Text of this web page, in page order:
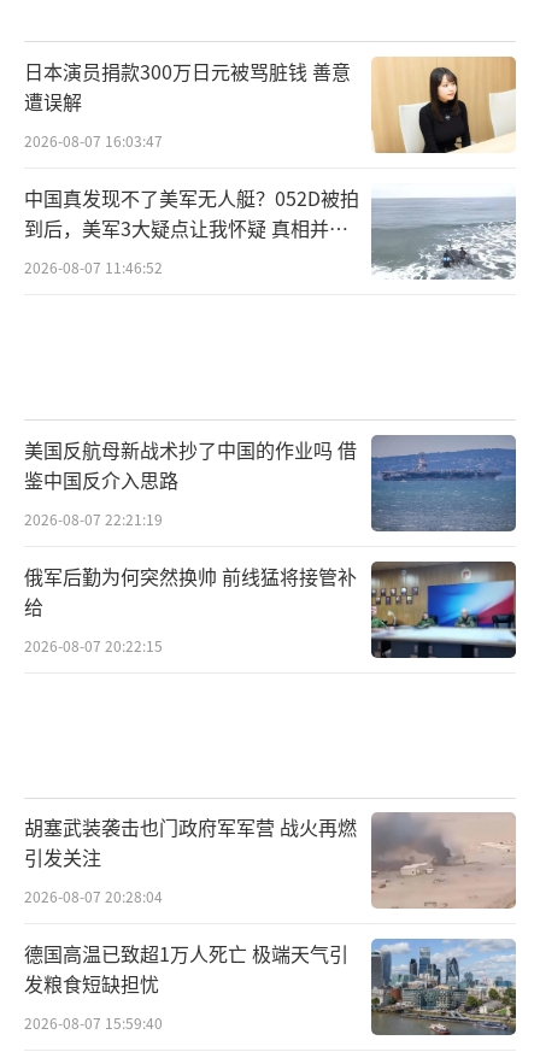
日本演员捐款300万日元被骂脏钱 善意
遭误解
2026-08-07 16:03:47
中国真发现不了美军无人艇？052D被拍
到后，美军3大疑点让我怀疑 真相并非
如此
2026-08-07 11:46:52
美国反航母新战术抄了中国的作业吗 借
鉴中国反介入思路
2026-08-07 22:21:19
俄军后勤为何突然换帅 前线猛将接管补
给
2026-08-07 20:22:15
胡塞武装袭击也门政府军军营 战火再燃
引发关注
2026-08-07 20:28:04
德国高温已致超1万人死亡 极端天气引
发粮食短缺担忧
2026-08-07 15:59:40